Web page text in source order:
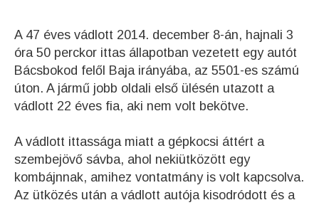
A 47 éves vádlott 2014. december 8-án, hajnali 3
óra 50 perckor ittas állapotban vezetett egy autót
Bácsbokod felől Baja irányába, az 5501-es számú
úton. A jármű jobb oldali első ülésén utazott a
vádlott 22 éves fia, aki nem volt bekötve.
A vádlott ittassága miatt a gépkocsi áttért a
szembejövő sávba, ahol nekiütközött egy
kombájnnak, amihez vontatmány is volt kapcsolva.
Az ütközés után a vádlott autója kisodródott és a